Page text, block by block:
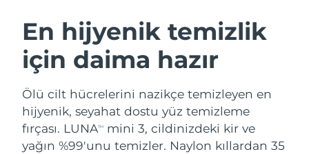
En hijyenik temizlik
için daima hazır
Ölü cilt hücrelerini nazikçe temizleyen en
hijyenik, seyahat dostu yüz temizleme
fırçası. LUNATM
mini 3, cildinizdeki kir ve
yağın %99'unu temizler. Naylon kıllardan 35
LUNA™ 4 seti
Anti-aging massage
BEAR™ 2 seti
Microcurrent toning
Avusturya Tahmini teslim tarihi 8/10/26
Bahreyn Tahmini teslim tarihi
Belçika Tahmini teslim tarihi 8/10/26
Bermuda Tahmini teslim tarihi8/16/26